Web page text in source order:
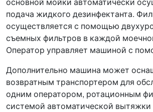
подача жидкого дезинфектанта.
осуществляется с помощью
съемных фильтров в каждой
Оператор управляет машиной с
Дополнительно машина может
возвратным транспортером для
одним оператором, ротационным
системой автоматической вытяжки